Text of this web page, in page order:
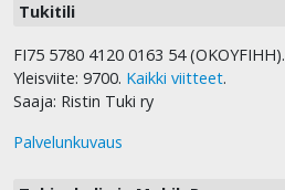
Tukitili
FI75 5780 4120 0163 54 (OKOYFIHH).
Yleisviite: 9700. Kaikki viitteet.
Saaja: Ristin Tuki ry
Palvelunkuvaus